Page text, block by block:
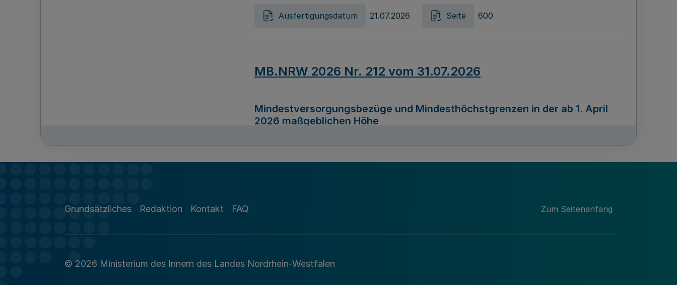
Ausfertigungsdatum 21.07.2026 Seite 600
MB.NRW 2026 Nr. 212 vom 31.07.2026
Mindestversorgungsbezüge und Mindesthöchstgrenzen in der ab 1. April
2026 maßgeblichen Höhe
Richtlinie zur Durchführung des Förderprogramms „Mittelstand Innovativ &
Grundsätzliches Redaktion Kontakt FAQ Zum Seitenanfang
© 2026 Ministerium des Innern des Landes Nordrhein-Westfalen